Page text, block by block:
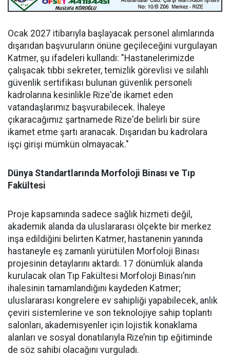
Ocak 2027 itibarıyla başlayacak personel alımlarında
dışarıdan başvuruların önüne geçileceğini vurgulayan
Katmer, şu ifadeleri kullandı: "Hastanelerimizde
çalışacak tıbbi sekreter, temizlik görevlisi ve silahlı
güvenlik sertifikası bulunan güvenlik personeli
kadrolarına kesinlikle Rize'de ikamet eden
vatandaşlarımız başvurabilecek. İhaleye
çıkaracağımız şartnamede Rize'de belirli bir süre
ikamet etme şartı aranacak. Dışarıdan bu kadrolara
işçi girişi mümkün olmayacak."
Dünya Standartlarında Morfoloji Binası ve Tıp
Fakültesi
Proje kapsamında sadece sağlık hizmeti değil,
akademik alanda da uluslararası ölçekte bir merkez
inşa edildiğini belirten Katmer, hastanenin yanında
hastaneyle eş zamanlı yürütülen Morfoloji Binası
projesinin detaylarını aktardı. 17 dönümlük alanda
kurulacak olan Tıp Fakültesi Morfoloji Binası’nın
ihalesinin tamamlandığını kaydeden Katmer;
uluslararası kongrelere ev sahipliği yapabilecek, anlık
çeviri sistemlerine ve son teknolojiye sahip toplantı
salonları, akademisyenler için lojistik konaklama
alanları ve sosyal donatılarıyla Rize’nin tıp eğitiminde
de söz sahibi olacağını vurguladı.